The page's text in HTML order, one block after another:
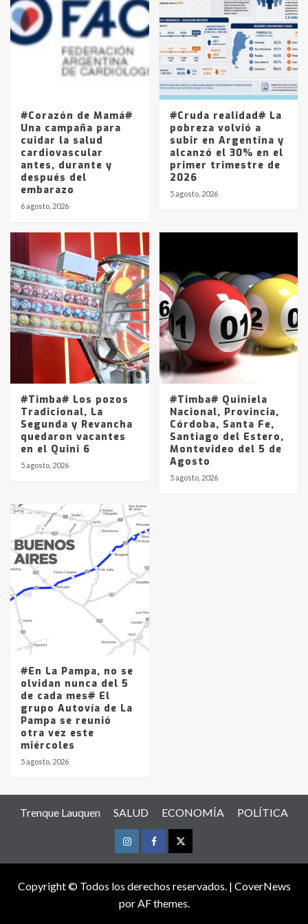
4
joven de Trenque Lauquen
Los precios de los combustibles en
La Pampa, desde YPF hasta Axion
entre 857 a 1338 pesos
#Corazón de Mamá#
Una campaña para
cuidar la salud
cardiovascular
antes, durante y
después del
embarazo
6 agosto, 2026
#Cruda realidad# La
pobreza volvió a
subir en Argentina y
alcanzó el 30% en el
primer trimestre de
2026
5 agosto, 2026
#Timba# Los pozos
Tradicional, La
Segunda y Revancha
quedaron vacantes
en el Quini 6
5 agosto, 2026
#Timba# Quiniela
Nacional, Provincia,
Córdoba, Santa Fe,
Santiago del Estero,
Montevideo del 5 de
Agosto
5 agosto, 2026
#En La Pampa, no se
olvidan nunca del 5
de cada mes# El
grupo Autovía de La
Pampa se reunió
otra vez este
miércoles
5 agosto, 2026
Trenque Lauquen SALUD ECONOMÍA POLÍTICA
InstagramFacebookTwitter
Copyright © Todos los derechos reservados. | CoverNews
por AF themes.